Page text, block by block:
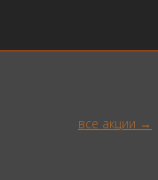
все акции